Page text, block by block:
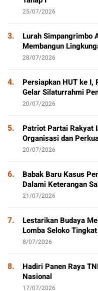
25/07/2026
3.
Lurah Simpangrimbo
Membangun
28/07/2026
4.
Persiapkan HUT ke I,
Gelar Silaturrahmi
20/07/2026
5.
Patriot Partai Rakyat
Organisasi dan
20/07/2026
6.
Babak Baru Kasus
Dalami Keterangan
21/07/2026
7.
Lestarikan Budaya
Lomba Seloko
8/07/2026
8.
Hadiri Panen Raya
Nasional
17/07/2026